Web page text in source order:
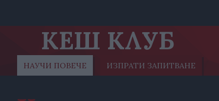
КЕШ КЛУБ
НАУЧИ ПОВЕЧЕ ИЗПРАТИ ЗАПИТВАНЕ